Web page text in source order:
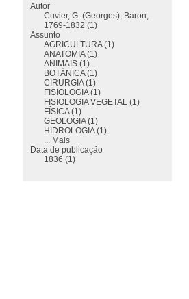
Autor
Cuvier, G. (Georges), Baron,
1769-1832 (1)
Assunto
AGRICULTURA (1)
ANATOMIA (1)
ANIMAIS (1)
BOTÂNICA (1)
CIRURGIA (1)
FISIOLOGIA (1)
FISIOLOGIA VEGETAL (1)
FÍSICA (1)
GEOLOGIA (1)
HIDROLOGIA (1)
... Mais
Data de publicação
1836 (1)